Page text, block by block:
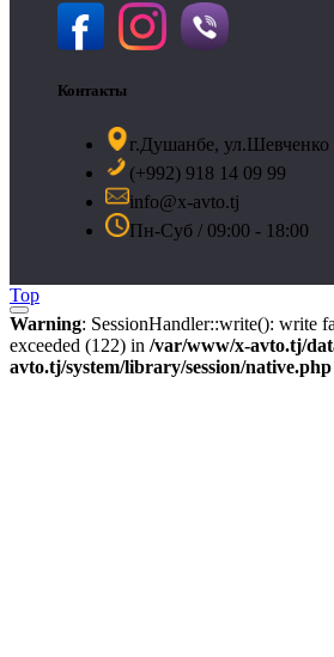
Контакты
г.Душанбе, ул.Шевченко
(+992) 918 14 09 99
info@x-avto.tj
Пн-Суб / 09:00 - 18:00
Top
Warning: SessionHandler::write(): write
exceeded (122) in /var/www/x-avto.tj/
avto.tj/system/library/session/native.php